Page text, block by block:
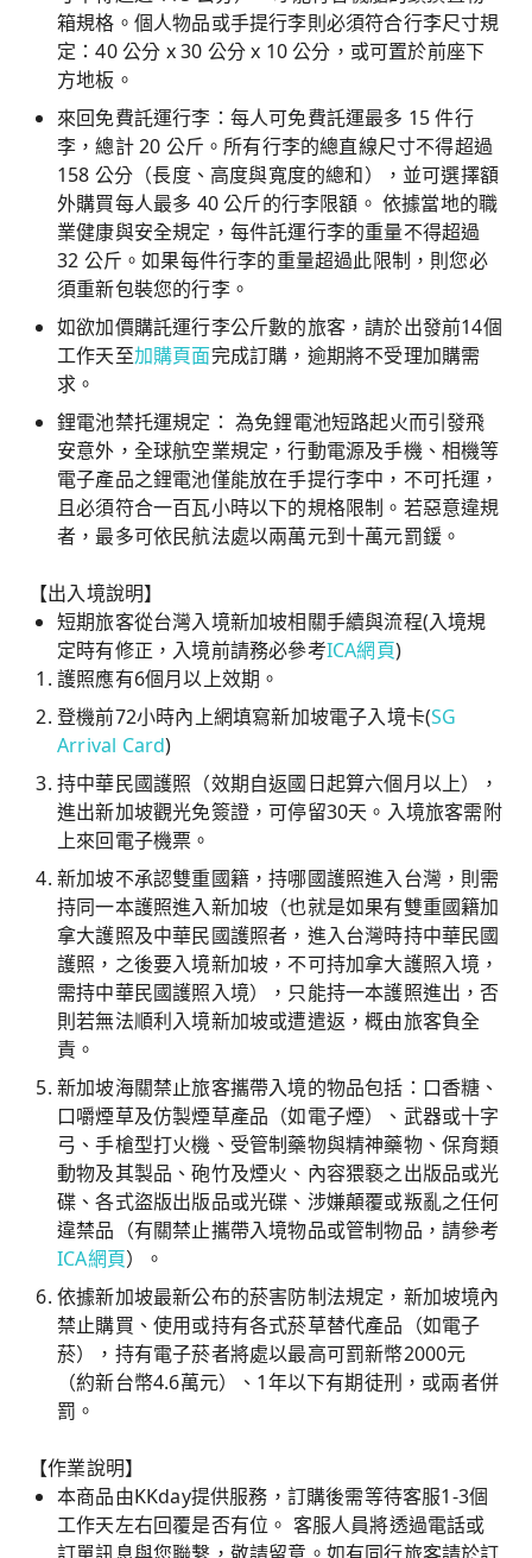
箱規格。個人物品或手提行李則必須符合行李尺寸規
定：40 公分 x 30 公分 x 10 公分，或可置於前座下
方地板。
來回免費託運行李：每人可免費託運最多 15 件行
李，總計 20 公斤。所有行李的總直線尺寸不得超過
158 公分（長度、高度與寬度的總和），並可選擇額
外購買每人最多 40 公斤的行李限額。 依據當地的職
業健康與安全規定，每件託運行李的重量不得超過
32 公斤。如果每件行李的重量超過此限制，則您必
須重新包裝您的行李。
如欲加價購託運行李公斤數的旅客，請於出發前14個
工作天至加購頁面完成訂購，逾期將不受理加購需
求。
鋰電池禁托運規定： 為免鋰電池短路起火而引發飛
安意外，全球航空業規定，行動電源及手機、相機等
電子產品之鋰電池僅能放在手提行李中，不可托運，
且必須符合一百瓦小時以下的規格限制。若惡意違規
者，最多可依民航法處以兩萬元到十萬元罰鍰。
【出入境說明】
短期旅客從台灣入境新加坡相關手續與流程(入境規
定時有修正，入境前請務必參考ICA網頁)
護照應有6個月以上效期。
登機前72小時內上網填寫新加坡電子入境卡(SG
Arrival Card)
持中華民國護照（效期自返國日起算六個月以上），
進出新加坡觀光免簽證，可停留30天。入境旅客需附
上來回電子機票。
新加坡不承認雙重國籍，持哪國護照進入台灣，則需
持同一本護照進入新加坡（也就是如果有雙重國籍加
拿大護照及中華民國護照者，進入台灣時持中華民國
護照，之後要入境新加坡，不可持加拿大護照入境，
需持中華民國護照入境），只能持一本護照進出，否
則若無法順利入境新加坡或遭遣返，概由旅客負全
責。
新加坡海關禁止旅客攜帶入境的物品包括：口香糖、
口嚼煙草及仿製煙草產品（如電子煙）、武器或十字
弓、手槍型打火機、受管制藥物與精神藥物、保育類
動物及其製品、砲竹及煙火、內容猥褻之出版品或光
碟、各式盜版出版品或光碟、涉嫌顛覆或叛亂之任何
違禁品（有關禁止攜帶入境物品或管制物品，請參考
ICA網頁）。
依據新加坡最新公布的菸害防制法規定，新加坡境內
禁止購買、使用或持有各式菸草替代產品（如電子
菸），持有電子菸者將處以最高可罰新幣2000元
（約新台幣4.6萬元）、1年以下有期徒刑，或兩者併
罰。
【作業說明】
本商品由KKday提供服務，訂購後需等待客服1-3個
工作天左右回覆是否有位。 客服人員將透過電話或